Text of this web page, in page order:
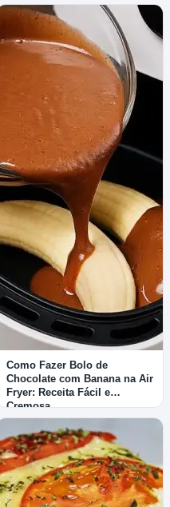
Como Fazer Bolo de
Chocolate com Banana na Air
Fryer: Receita Fácil e
Cremosa